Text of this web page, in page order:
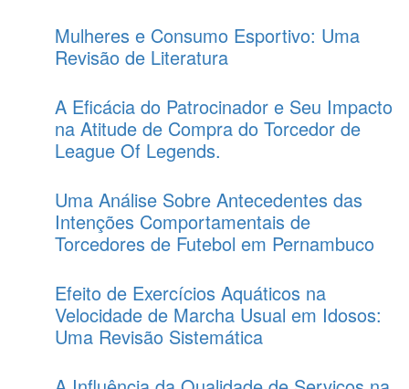
Mulheres e Consumo Esportivo: Uma
Revisão de Literatura
A Eficácia do Patrocinador e Seu Impacto
na Atitude de Compra do Torcedor de
League Of Legends.
Uma Análise Sobre Antecedentes das
Intenções Comportamentais de
Torcedores de Futebol em Pernambuco
Efeito de Exercícios Aquáticos na
Velocidade de Marcha Usual em Idosos:
Uma Revisão Sistemática